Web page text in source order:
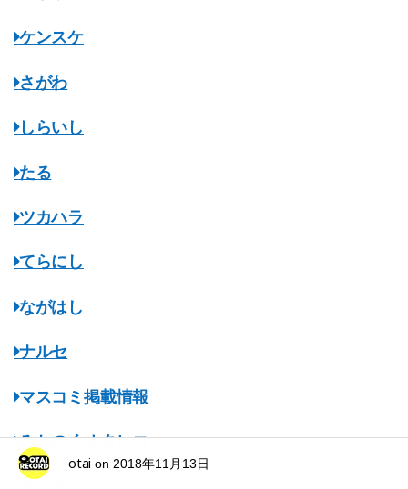
ケンスケ
さがわ
しらいし
たる
ツカハラ
てらにし
ながはし
ナルセ
マスコミ掲載情報
みちのくオタレコ
otai on 2018年11月13日